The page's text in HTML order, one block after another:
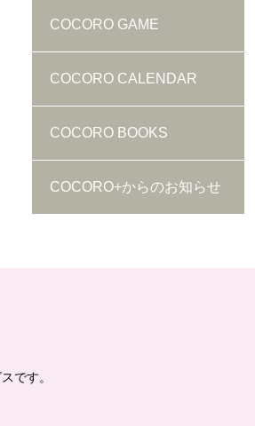
COCORO GAME
COCORO CALENDAR
COCORO BOOKS
COCORO+からのお知らせ
です。